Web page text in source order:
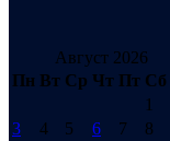
Август 2026
Пн Вт Ср Чт Пт Сб
1
3
4 5 6 7 8